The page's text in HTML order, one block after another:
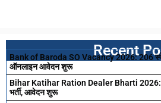
Recent
Bank of Baroda SO Vacancy 2026: 206
ऑनलाइन आवेदन शुरू
Bihar Katihar Ration Dealer Bharti 2026:
भर्ती, आवेदन शुरू